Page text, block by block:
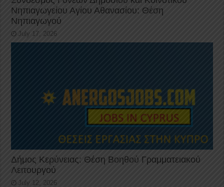
Νηπιαγωγείου Αγίου Αθανασίου: Θέση
Νηπιαγωγού
July 17, 2026
Δήμος Κερύνειας: Θέση Βοηθού Γραμματειακού
Λειτουργού
July 12, 2026